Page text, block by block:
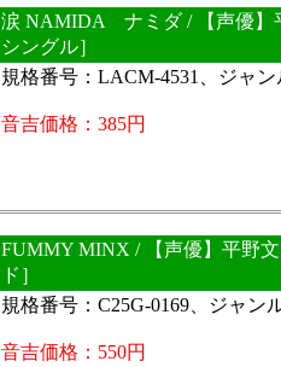
涙 NAMIDA ナミダ / 【声優】
シングル］
規格番号：LACM-4531、ジャ
音吉価格：385円
FUMMY MINX / 【声優】平野
ド］
規格番号：C25G-0169、ジャン
音吉価格：550円